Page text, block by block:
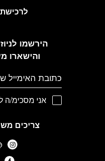
הירשמו
והישארו
אני מסכימ/ה
צריכים